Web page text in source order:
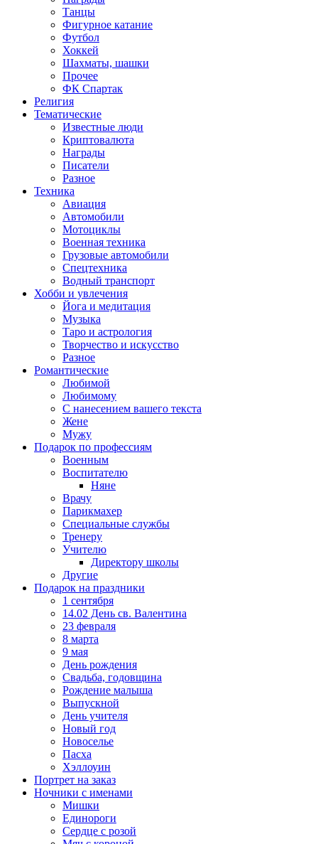
Танцы
Фигурное катание
Футбол
Хоккей
Шахматы, шашки
Прочее
ФК Спартак
Религия
Тематические
Известные люди
Криптовалюта
Награды
Писатели
Разное
Техника
Авиация
Автомобили
Мотоциклы
Военная техника
Грузовые автомобили
Спецтехника
Водный транспорт
Хобби и увлечения
Йога и медитация
Музыка
Таро и астрология
Творчество и искусство
Разное
Романтические
Любимой
Любимому
С нанесением вашего текста
Жене
Мужу
Подарок по профессиям
Военным
Воспитателю
Няне
Врачу
Парикмахер
Специальные службы
Тренеру
Учителю
Директору школы
Другие
Подарок на праздники
1 сентября
14.02 День св. Валентина
23 февраля
8 марта
9 мая
День рождения
Свадьба, годовщина
Рождение малыша
Выпускной
День учителя
Новый год
Новоселье
Пасха
Хэллоуин
Портрет на заказ
Ночники с именами
Мишки
Единороги
Сердце с розой